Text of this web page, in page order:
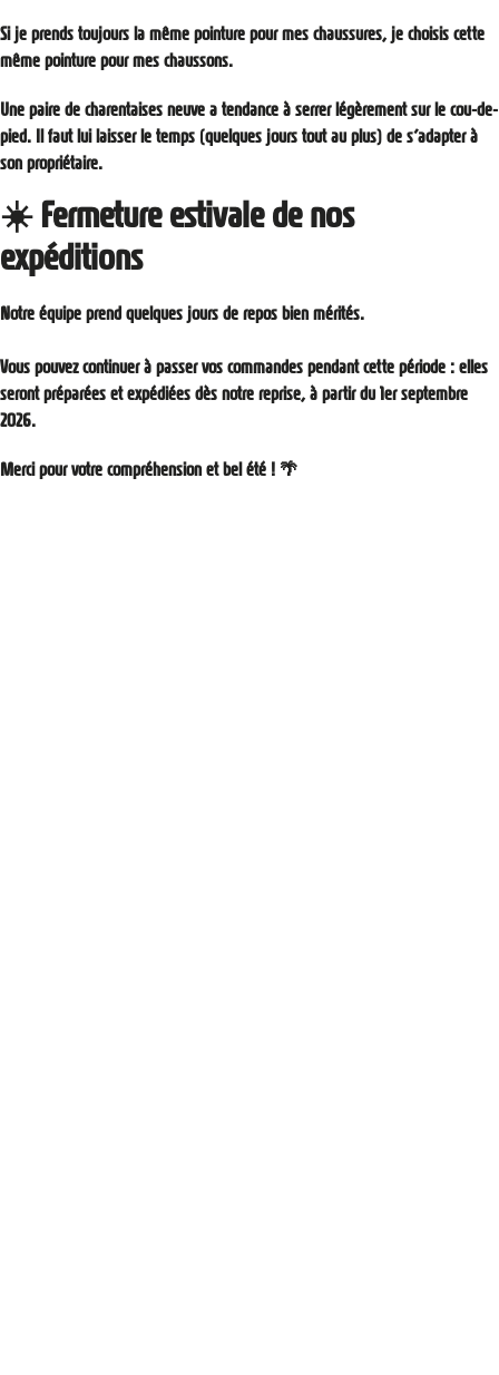
Si je prends toujours la même pointure pour mes chaussures, je choisis cette
même pointure pour mes chaussons.
Une paire de charentaises neuve a tendance à serrer légèrement sur le cou-de-
pied. Il faut lui laisser le temps (quelques jours tout au plus) de s’adapter à
son propriétaire.
☀️ Fermeture estivale de nos
expéditions
Notre équipe prend quelques jours de repos bien mérités.
Vous pouvez continuer à passer vos commandes pendant cette période : elles
seront préparées et expédiées dès notre reprise, à partir du 1er septembre
2026.
Merci pour votre compréhension et bel été ! 🌴